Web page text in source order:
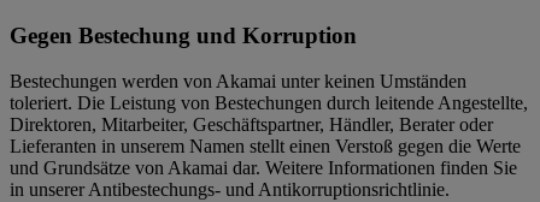
Gegen Bestechung und Korruption
Bestechungen werden von Akamai unter keinen Umständen
toleriert. Die Leistung von Bestechungen durch leitende Angestellte,
Direktoren, Mitarbeiter, Geschäftspartner, Händler, Berater oder
Lieferanten in unserem Namen stellt einen Verstoß gegen die Werte
und Grundsätze von Akamai dar. Weitere Informationen finden Sie
in unserer Antibestechungs- und Antikorruptionsrichtlinie.